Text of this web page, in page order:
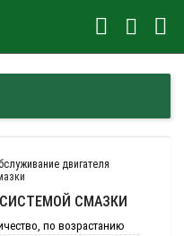
двигателя
СМАЗКИ